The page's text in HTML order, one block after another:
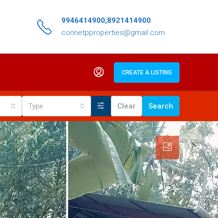
9946414900,8921414900
connetpproperties@gmail.com
CREATE A LISTING
Type Clear Search